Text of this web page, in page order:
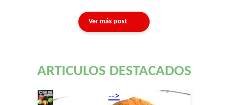
Ver más post
ARTICULOS DESTACADOS
-->